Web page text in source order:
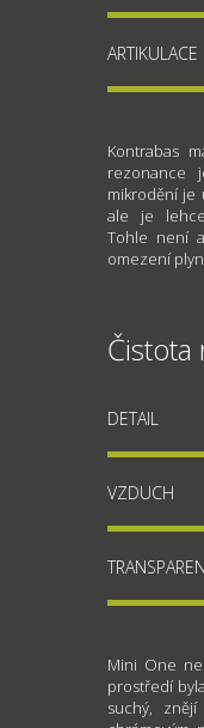
ARTIKULACE
Kontrabas
rezonance
mikrodění je
ale je lehce
Tohle není
omezení
Čistota
DETAIL
VZDUCH
Mini One
prostředí
suchý,